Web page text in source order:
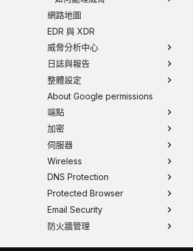
網路地圖
EDR 與 XDR
威脅分析中心
日誌與報告
整體設定
About Google permissions
端點
加密
伺服器
Wireless
DNS Protection
Protected Browser
Email Security
防火牆管理